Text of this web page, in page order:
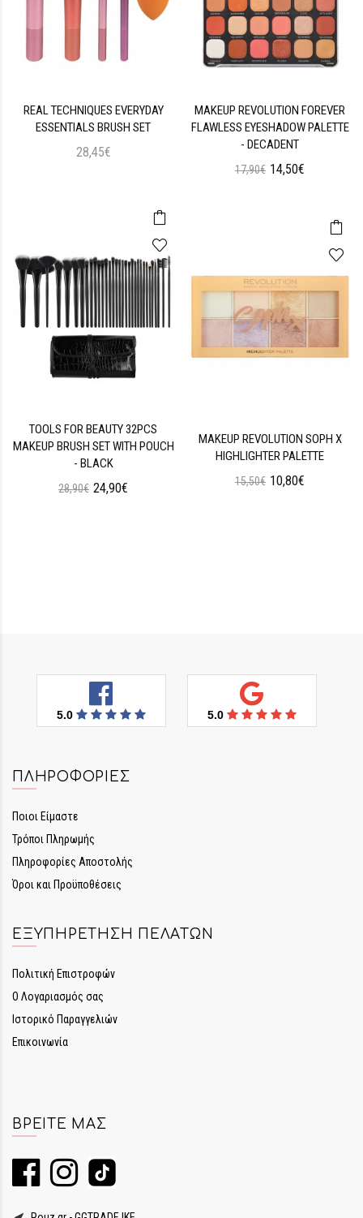
REAL TECHNIQUES EVERYDAY
ESSENTIALS BRUSH SET
28,45€
TOOLS FOR BEAUTY 32PCS
MAKEUP BRUSH SET WITH POUCH
- BLACK
28,90€ 24,90€
MAKEUP REVOLUTION FOREVER
FLAWLESS EYESHADOW PALETTE
- DECADENT
17,90€ 14,50€
MAKEUP REVOLUTION SOPH X
HIGHLIGHTER PALETTE
15,50€ 10,80€
5.0 5.0
ΠΛΗΡΟΦΟΡΊΕΣ
Ποιοι Είμαστε
Τρόποι Πληρωμής
Πληροφορίες Αποστολής
Όροι και Προϋποθέσεις
ΕΞΥΠΗΡΈΤΗΣΗ ΠΕΛΑΤΏΝ
Πολιτική Επιστροφών
Ο Λογαριασμός σας
Ιστορικό Παραγγελιών
Επικοινωνία
ΒΡΕΊΤΕ ΜΑΣ